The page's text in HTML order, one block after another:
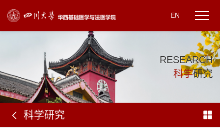
EN
RESEARCH
科学研究
科学研究